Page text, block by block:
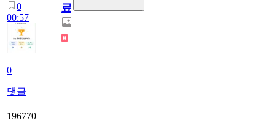
0
00:57
0
댓글
료
196770